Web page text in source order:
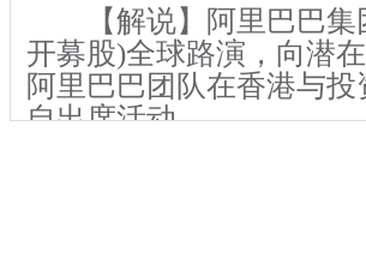
【解说】阿里巴巴集
开募股)全球路演，向潜
阿里巴巴团队在香港与
自出席活动。